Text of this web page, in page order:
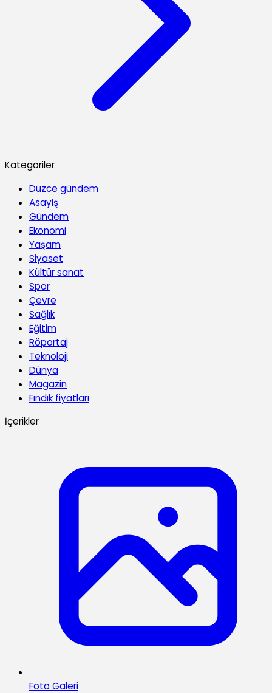
Kategoriler
Düzce gündem
Asayiş
Gündem
Ekonomi
Yaşam
Siyaset
Kültür sanat
Spor
Çevre
Sağlık
Eğitim
Röportaj
Teknoloji
Dünya
Magazin
Fındık fiyatları
İçerikler
Foto Galeri